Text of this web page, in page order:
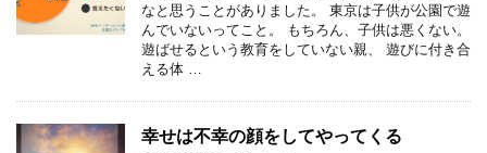
なと思うことがありました。 東京は子供が公園で遊
んでいないってこと。 もちろん、子供は悪くない。
遊ばせるという教育をしていない親、 遊びに付き合
える体 …
幸せは不幸の顔をしてやってくる